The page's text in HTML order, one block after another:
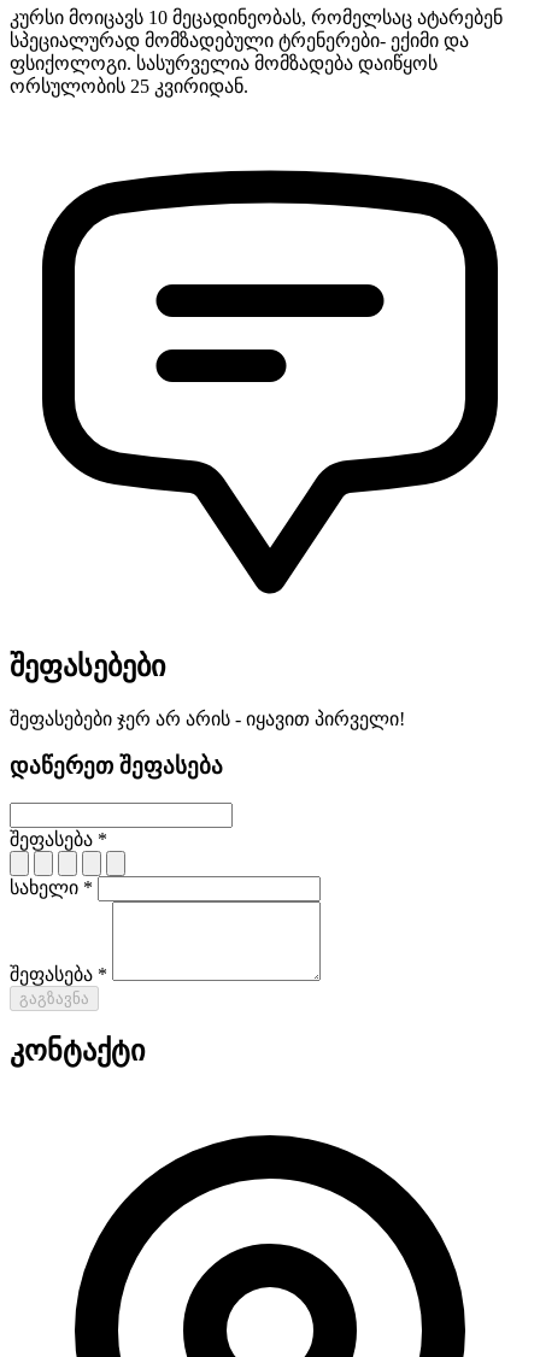
კურსი მოიცავს 10 მეცადინეობას, რომელსაც ატარებენ
სპეციალურად მომზადებული ტრენერები- ექიმი და
ფსიქოლოგი. სასურველია მომზადება დაიწყოს
ორსულობის 25 კვირიდან.
შეფასებები
შეფასებები ჯერ არ არის - იყავით პირველი!
დაწერეთ შეფასება
შეფასება *
სახელი *
შეფასება *
გაგზავნა
კონტაქტი